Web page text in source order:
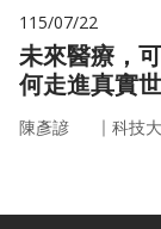
115/07/22
未來醫療，
何走進真實
陳彥諺 ｜ 科技